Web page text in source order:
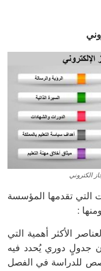
الكتروني
التي تقدمها المؤسسة
:
الأكثر أهمية التي
جدولٍ دوري يُحدد فيه
للدراسة في الفصل